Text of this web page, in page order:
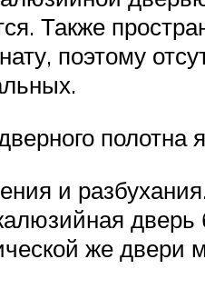
Также
поэтому
полотна
и
же двери